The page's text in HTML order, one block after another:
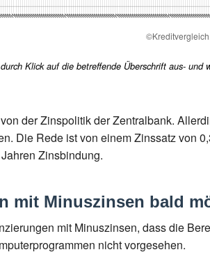
Klick auf die betreffende Überschrift aus- und
der Zinspolitik der Zentralbank.
Die Rede ist von einem Zinssatz von
Zinsbindung.
mit Minuszinsen bald
mit Minuszinsen, dass die
nicht vorgesehen.